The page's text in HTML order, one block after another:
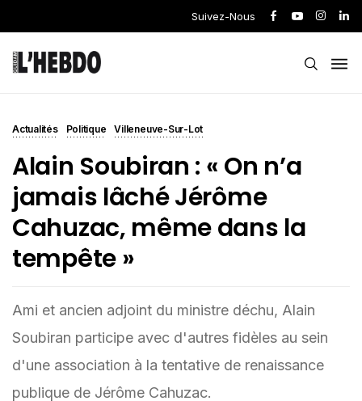
Suivez-Nous
Actualités Politique Villeneuve-Sur-Lot
Alain Soubiran : « On n’a
jamais lâché Jérôme
Cahuzac, même dans la
tempête »
Ami et ancien adjoint du ministre déchu, Alain
Soubiran participe avec d'autres fidèles au sein
d'une association à la tentative de renaissance
publique de Jérôme Cahuzac.